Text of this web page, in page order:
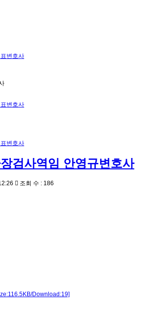
변호사
변호사
변호사
검사역임 안영규변호사
조회 수 : 186
Download:19]